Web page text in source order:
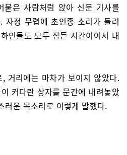
붙은 사람처럼 앉아 신문 기사를
자정 무렵에 초인종 소리가 들려
인들도 모두 잠든 시간이어서 내
거리에는 마차가 보이지 않았다.
커다란 상자를 문간에 내려놓았
러운 목소리로 이렇게 말했다.